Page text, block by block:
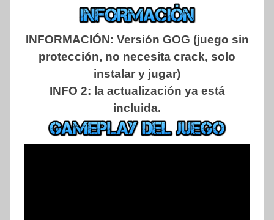
INFORMACIÓN: Versión GOG (juego sin
protección, no necesita crack, solo
instalar y jugar)
INFO 2: la actualización ya está
incluida.